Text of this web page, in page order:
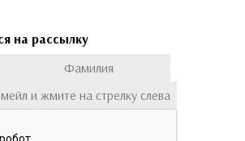
на рассылку
Фамилия